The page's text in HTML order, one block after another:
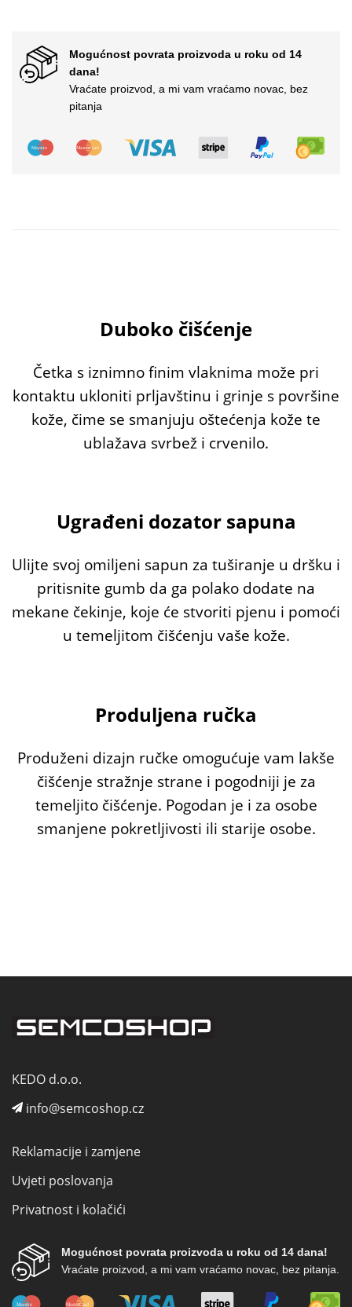
Mogućnost povrata proizvoda u roku od 14
dana!
Vraćate proizvod, a mi vam vraćamo novac, bez
pitanja
Duboko čišćenje
Četka s iznimno finim vlaknima može pri
kontaktu ukloniti prljavštinu i grinje s površine
kože, čime se smanjuju oštećenja kože te
ublažava svrbež i crvenilo.
Ugrađeni dozator sapuna
Ulijte svoj omiljeni sapun za tuširanje u dršku i
pritisnite gumb da ga polako dodate na
mekane čekinje, koje će stvoriti pjenu i pomoći
u temeljitom čišćenju vaše kože.
Produljena ručka
Produženi dizajn ručke omogućuje vam lakše
čišćenje stražnje strane i pogodniji je za
temeljito čišćenje. Pogodan je i za osobe
smanjene pokretljivosti ili starije osobe.
KEDO d.o.o.
info@semcoshop.cz
Reklamacije i zamjene
Uvjeti poslovanja
Privatnost i kolačići
Mogućnost povrata proizvoda u roku od 14 dana!
Vraćate proizvod, a mi vam vraćamo novac, bez pitanja.